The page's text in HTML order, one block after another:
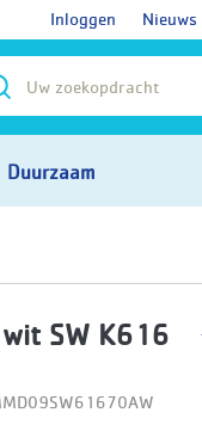
Inloggen Nieuws
Duurzaam
SW K616